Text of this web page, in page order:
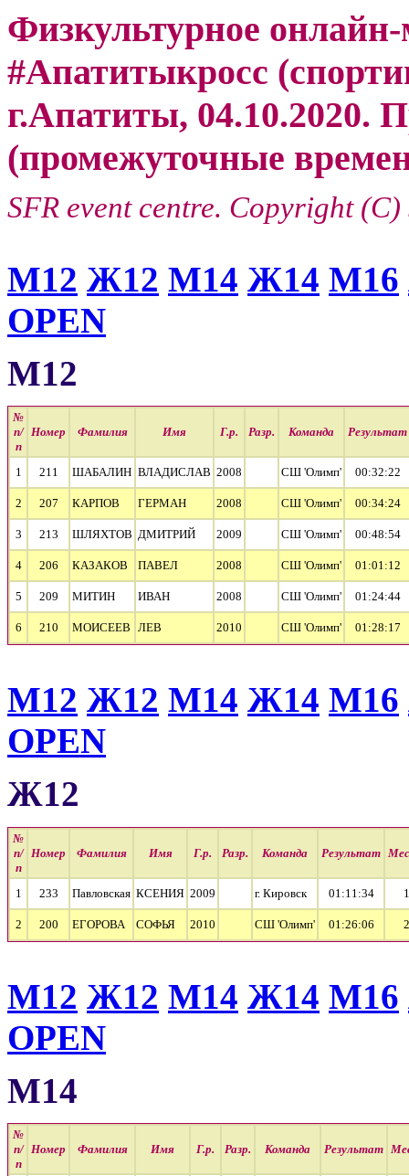
Физкультурное
#Апатитыкросс
г.Апатиты, 04.10.2020.
(промежуточные
SFR event centre. Copyright
М12 Ж12 М14 Ж14 М16
OPEN
М12
№
п/
п
Номер Фамилия Имя Г.р. Разр. Команда Результат
1 211 ШАБАЛИН ВЛАДИСЛАВ 2008 СШ 'Олимп' 00:32:22
2 207 КАРПОВ ГЕРМАН 2008 СШ 'Олимп' 00:34:24
3 213 ШЛЯХТОВ ДМИТРИЙ 2009 СШ 'Олимп' 00:48:54
4 206 КАЗАКОВ ПАВЕЛ 2008 СШ 'Олимп' 01:01:12
5 209 МИТИН ИВАН 2008 СШ 'Олимп' 01:24:44
6 210 МОИСЕЕВ ЛЕВ 2010 СШ 'Олимп' 01:28:17
М12 Ж12 М14 Ж14 М16
OPEN
Ж12
№
п/
п
Номер Фамилия Имя Г.р. Разр. Команда Результат
1 233 Павловская КСЕНИЯ 2009 г. Кировск 01:11:34 1
2 200 ЕГОРОВА СОФЬЯ 2010 СШ 'Олимп' 01:26:06 2
М12 Ж12 М14 Ж14 М16
OPEN
М14
№
п/
п
Номер Фамилия Имя Г.р. Разр. Команда Результат